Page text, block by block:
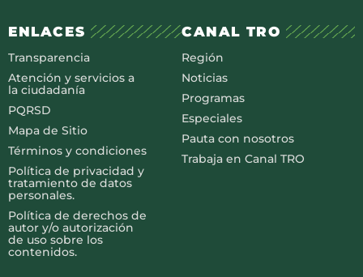
ENLACES
Transparencia
Atención y servicios a
la ciudadanía
PQRSD
Mapa de Sitio
Términos y condiciones
Política de privacidad y
tratamiento de datos
personales.
Política de derechos de
autor y/o autorización
de uso sobre los
contenidos.
CANAL TRO
Región
Noticias
Programas
Especiales
Pauta con nosotros
Trabaja en Canal TRO